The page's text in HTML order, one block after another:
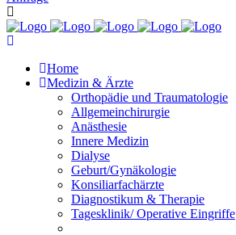
Home
Medizin & Ärzte
Orthopädie und Traumatologie
Allgemeinchirurgie
Anästhesie
Innere Medizin
Dialyse
Geburt/Gynäkologie
Konsiliarfachärzte
Diagnostikum & Therapie
Tagesklinik/ Operative Eingriffe